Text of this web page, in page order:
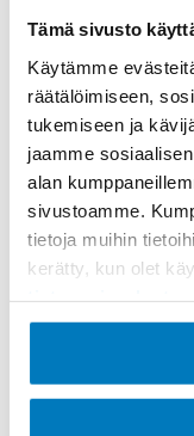
Tämä sivusto
Käytämme
räätälöimiseen,
tukemiseen ja
jaamme
alan
sivustoamme.
tietoja muihin
kerätty, kun olet
Pamark Group on
tuotetta hygienia-,
ammattilaisille.
löytyy myös